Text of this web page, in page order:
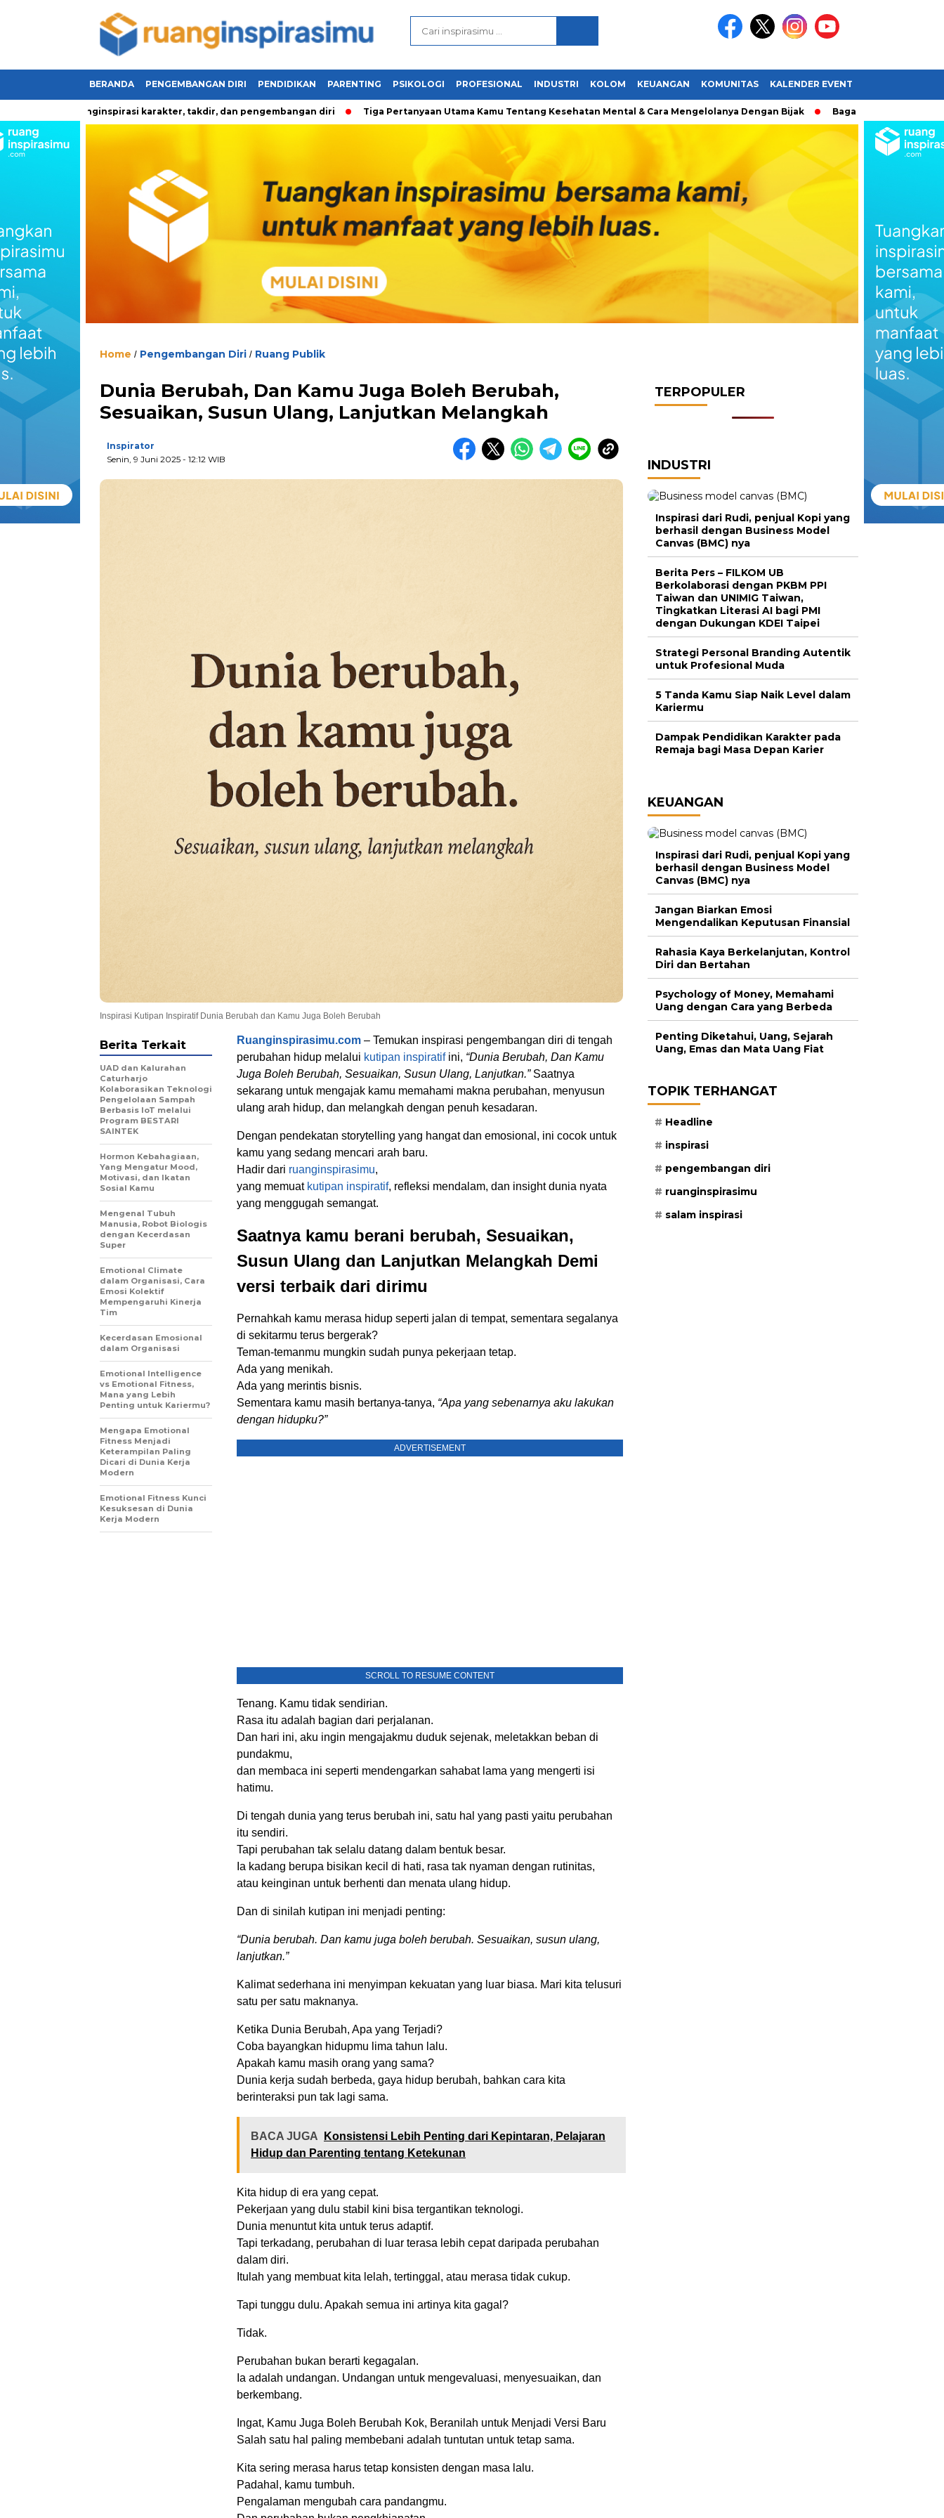
BERANDA PENGEMBANGAN DIRI PENDIDIKAN PARENTING PSIKOLOGI PROFESIONAL INDUSTRI KOLOM KEUANGAN KOMUNITAS KALENDER EVENT
menginspirasi karakter, takdir, dan pengembangan diri Tiga Pertanyaan Utama Kamu Tentang Kesehatan Mental & Cara Mengelolanya Dengan Bijak Bagaimana Menemukan
Home / Pengembangan Diri / Ruang Publik
Dunia Berubah, Dan Kamu Juga Boleh Berubah,
Sesuaikan, Susun Ulang, Lanjutkan Melangkah
Inspirator
Senin, 9 Juni 2025 - 12:12 WIB
Inspirasi Kutipan Inspiratif Dunia Berubah dan Kamu Juga Boleh Berubah
Ruanginspirasimu.com – Temukan inspirasi pengembangan diri di tengah
perubahan hidup melalui kutipan inspiratifini, “Dunia Berubah, Dan Kamu
Juga Boleh Berubah, Sesuaikan, Susun Ulang, Lanjutkan.”Saatnya
sekarang untuk mengajak kamu memahami makna perubahan, menyusun
ulang arah hidup, dan melangkah dengan penuh kesadaran.
Dengan pendekatan storytelling yang hangat dan emosional, ini cocok untuk
kamu yang sedang mencari arah baru.
Hadir dari ruanginspirasimu,
yang memuat kutipan inspiratif, refleksi mendalam, dan insight dunia nyata
yang menggugah semangat.
Saatnya kamu berani berubah, Sesuaikan,
Susun Ulang dan Lanjutkan Melangkah Demi
versi terbaik dari dirimu
Pernahkah kamu merasa hidup seperti jalan di tempat, sementara segalanya
di sekitarmu terus bergerak?
Teman-temanmu mungkin sudah punya pekerjaan tetap.
Ada yang menikah.
Ada yang merintis bisnis.
Sementara kamu masih bertanya-tanya, “Apa yang sebenarnya aku lakukan
dengan hidupku?”
ADVERTISEMENT
SCROLL TO RESUME CONTENT
Tenang. Kamu tidak sendirian.
Rasa itu adalah bagian dari perjalanan.
Dan hari ini, aku ingin mengajakmu duduk sejenak, meletakkan beban di
pundakmu,
dan membaca ini seperti mendengarkan sahabat lama yang mengerti isi
hatimu.
Di tengah dunia yang terus berubah ini, satu hal yang pasti yaitu perubahan
itu sendiri.
Tapi perubahan tak selalu datang dalam bentuk besar.
Ia kadang berupa bisikan kecil di hati, rasa tak nyaman dengan rutinitas,
atau keinginan untuk berhenti dan menata ulang hidup.
Dan di sinilah kutipan ini menjadi penting:
“Dunia berubah. Dan kamu juga boleh berubah. Sesuaikan, susun ulang,
lanjutkan.”
Kalimat sederhana ini menyimpan kekuatan yang luar biasa. Mari kita telusuri
satu per satu maknanya.
Ketika Dunia Berubah, Apa yang Terjadi?
Coba bayangkan hidupmu lima tahun lalu.
Apakah kamu masih orang yang sama?
Dunia kerja sudah berbeda, gaya hidup berubah, bahkan cara kita
berinteraksi pun tak lagi sama.
BACA JUGA
Konsistensi Lebih Penting dari Kepintaran, Pelajaran
Hidup dan Parenting tentang Ketekunan
Kita hidup di era yang cepat.
Pekerjaan yang dulu stabil kini bisa tergantikan teknologi.
Dunia menuntut kita untuk terus adaptif.
Tapi terkadang, perubahan di luar terasa lebih cepat daripada perubahan
dalam diri.
Itulah yang membuat kita lelah, tertinggal, atau merasa tidak cukup.
Tapi tunggu dulu. Apakah semua ini artinya kita gagal?
Tidak.
Perubahan bukan berarti kegagalan.
Ia adalah undangan. Undangan untuk mengevaluasi, menyesuaikan, dan
berkembang.
Ingat, Kamu Juga Boleh Berubah Kok, Beranilah untuk Menjadi Versi Baru
Salah satu hal paling membebani adalah tuntutan untuk tetap sama.
Kita sering merasa harus tetap konsisten dengan masa lalu.
Padahal, kamu tumbuh.
Pengalaman mengubah cara pandangmu.
Berita Terkait
UAD dan Kalurahan
Caturharjo
Kolaborasikan Teknologi
Pengelolaan Sampah
Berbasis IoT melalui
Program BESTARI
SAINTEK
Hormon Kebahagiaan,
Yang Mengatur Mood,
Motivasi, dan Ikatan
Sosial Kamu
Mengenal Tubuh
Manusia, Robot Biologis
dengan Kecerdasan
Super
Emotional Climate
dalam Organisasi, Cara
Emosi Kolektif
Mempengaruhi Kinerja
Tim
Kecerdasan Emosional
dalam Organisasi
Emotional Intelligence
vs Emotional Fitness,
Mana yang Lebih
Penting untuk Kariermu?
Mengapa Emotional
Fitness Menjadi
Keterampilan Paling
Dicari di Dunia Kerja
Modern
Emotional Fitness Kunci
Kesuksesan di Dunia
Kerja Modern
TERPOPULER
INDUSTRI
Inspirasi dari Rudi, penjual Kopi yang
berhasil dengan Business Model
Canvas (BMC) nya
Berita Pers – FILKOM UB
Berkolaborasi dengan PKBM PPI
Taiwan dan UNIMIG Taiwan,
Tingkatkan Literasi AI bagi PMI
dengan Dukungan KDEI Taipei
Strategi Personal Branding Autentik
untuk Profesional Muda
5 Tanda Kamu Siap Naik Level dalam
Kariermu
Dampak Pendidikan Karakter pada
Remaja bagi Masa Depan Karier
KEUANGAN
Inspirasi dari Rudi, penjual Kopi yang
berhasil dengan Business Model
Canvas (BMC) nya
Jangan Biarkan Emosi
Mengendalikan Keputusan Finansial
Rahasia Kaya Berkelanjutan, Kontrol
Diri dan Bertahan
Psychology of Money, Memahami
Uang dengan Cara yang Berbeda
Penting Diketahui, Uang, Sejarah
Uang, Emas dan Mata Uang Fiat
TOPIK TERHANGAT
Headline
inspirasi
pengembangan diri
ruanginspirasimu
salam inspirasi